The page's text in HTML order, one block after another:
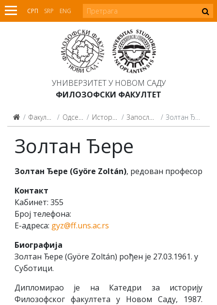
СРП SRP ENG
УНИВЕРЗИТЕТ У НОВОМ САДУ
ФИЛОЗОФСКИ ФАКУЛТЕТ
Факултет Одсеци Историја Запослени Золтан Ђере
Золтан Ђере
Золтан Ђере (Györe Zoltán), редован професор
Контакт
Кабинет: 355
Број телефона:
Е-адреса: gyz@ff.uns.ac.rs
Биографија
Золтан Ђере (Györe Zoltán) рођен је 27.03.1961. у
Суботици.
Дипломирао је на Катедри за историју
Филозофског факултета у Новом Саду, 1987.